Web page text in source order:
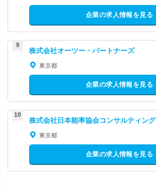
企業の求人情報を見る
株式会社オーツー・パートナーズ
東京都
企業の求人情報を見る
株式会社日本能率協会コンサルティング
東京都
企業の求人情報を見る